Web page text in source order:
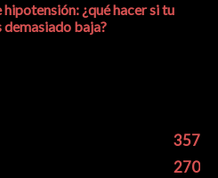
hipotensión: ¿qué hacer si tu
demasiado baja?
357
270